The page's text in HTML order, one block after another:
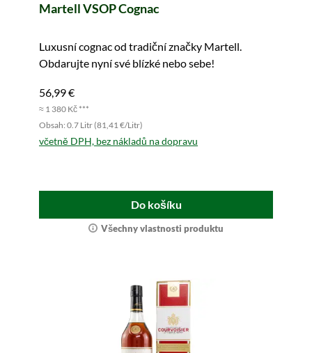
Martell VSOP Cognac
Luxusní cognac od tradiční značky Martell.
Obdarujte nyní své blízké nebo sebe!
56,99 €
≈ 1 380 Kč ***
Obsah: 0.7 Litr (81,41 €/Litr)
včetně DPH, bez nákladů na dopravu
Do košíku
Všechny vlastnosti produktu